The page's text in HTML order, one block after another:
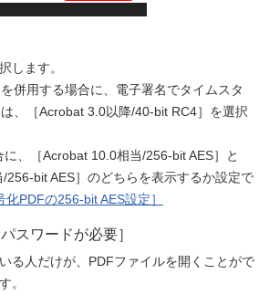
します。
併用する場合に、電子署名でタイムスタ
、［Acrobat 3.0以降/40-bit RC4］を選択
に、［Acrobat 10.0相当/256-bit AES］と
/256-bit AES］のどちらを表示するか設定で
化PDFの256-bit AES設定］
スワードが必要］
る人だけが、PDFファイルを開くことがで
。